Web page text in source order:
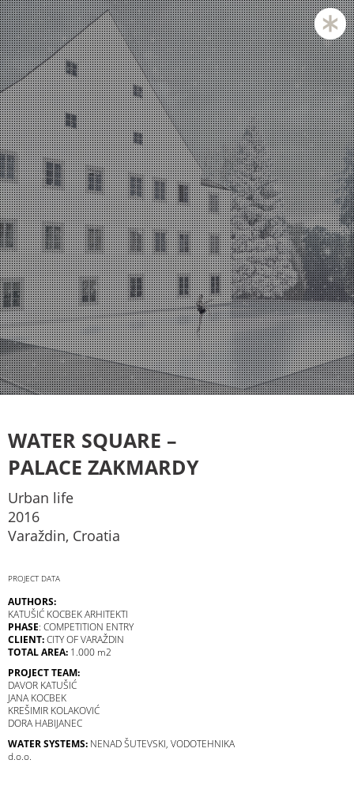
Zagreb and Ljubljana based KatušićKocbek Arhitekti is
a medium sized office, with licensed architects in both
countries.
Personal involvement is the way we approach all of
our projects, whether they are small or large,
corporate is not our issue.
Experience with a complex projects like laboratories
and hospitals is one of our strengths.
WATER SQUARE –
PALACE ZAKMARDY
Urban life
2016
Varaždin, Croatia
PROJECT DATA
AUTHORS:
KATUŠIĆ KOCBEK ARHITEKTI
PHASE: COMPETITION ENTRY
CLIENT:CITY OF VARAŽDIN
TOTAL AREA: 1.000 m2
PROJECT TEAM:
DAVOR KATUŠIĆ
JANA KOCBEK
KREŠIMIR KOLAKOVIĆ
DORA HABIJANEC
WATER SYSTEMS: NENAD ŠUTEVSKI, VODOTEHNIKA
d.o.o.